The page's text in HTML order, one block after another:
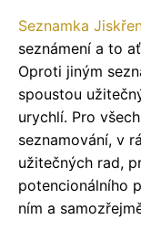
Seznamka
seznámení a to
Oproti jiným
spoustou
urychlí. Pro
seznamování, v
užitečných rad,
potencionálního
ním a